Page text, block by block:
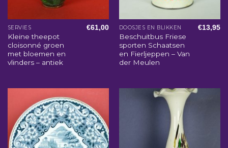
SERVIES
Kleine theepot
cloisonné groen
met bloemen en
vlinders – antiek
€61,00 DOOSJES EN BLIKKEN
Beschuitbus Friese
sporten Schaatsen
en Fierljeppen – Van
der Meulen
€13,95